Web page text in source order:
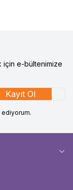
için e-bültenimize
Kayıt Ol